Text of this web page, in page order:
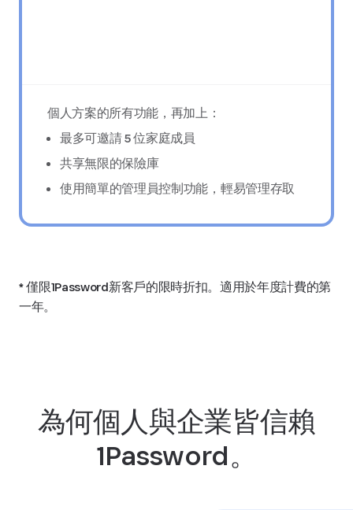
個人方案的所有功能，再加上：
最多可邀請 5 位家庭成員
共享無限的保險庫
使用簡單的管理員控制功能，輕易管理存取
*僅限1Password新客戶的限時折扣。適用於年度計費的第
一年。
為何個人與企業皆信賴
1Password。